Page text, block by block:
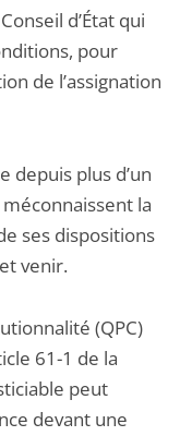
d’État qui
pour
de l’assignation
depuis plus d’un
la
ses dispositions
venir.
(QPC)
61-1 de la
peut
devant une